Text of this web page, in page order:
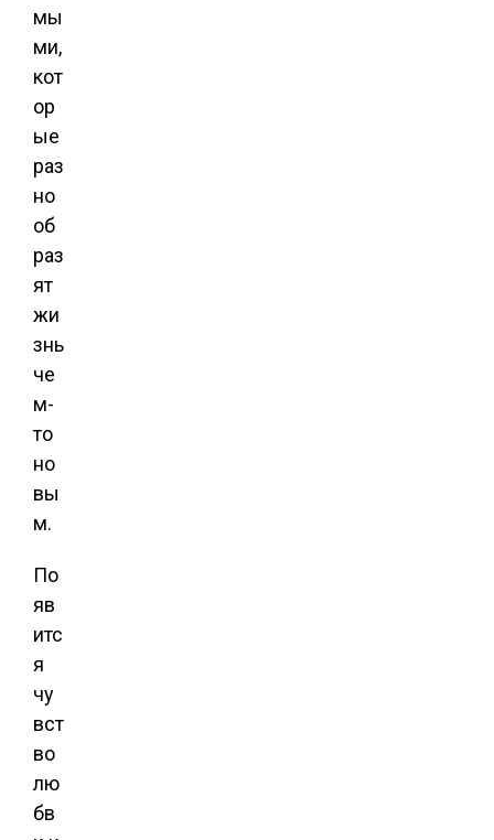
мы
ми,
кот
ор
ые
раз
но
об
раз
ят
жи
знь
че
м-
то
но
вы
м.
По
яв
итс
я
чу
вст
во
лю
бв